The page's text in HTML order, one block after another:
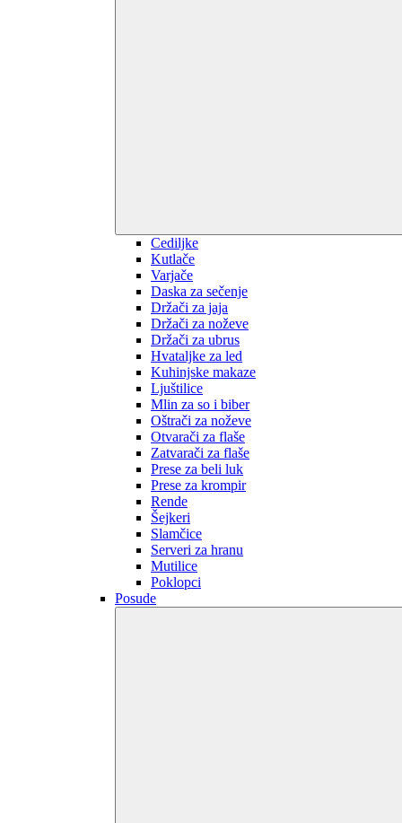
Cediljke
Kutlače
Varjače
Daska za sečenje
Držači za jaja
Držači za noževe
Držači za ubrus
Hvataljke za led
Kuhinjske makaze
Ljuštilice
Mlin za so i biber
Oštrači za noževe
Otvarači za flaše
Zatvarači za flaše
Prese za beli luk
Prese za krompir
Rende
Šejkeri
Slamčice
Serveri za hranu
Mutilice
Poklopci
Posude